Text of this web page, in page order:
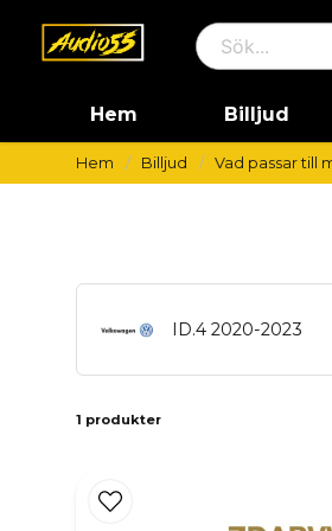
Hem Billjud
Hem Billjud Vad passar till
ID.4 2020-2023
1 produkter